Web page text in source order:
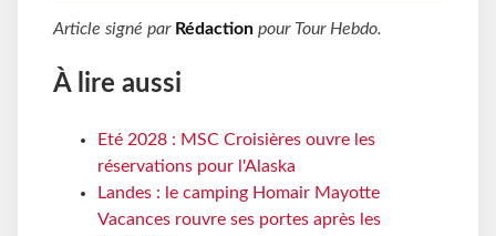
Article signé par Rédaction pour Tour Hebdo.
À lire aussi
Eté 2028 : MSC Croisières ouvre les
réservations pour l'Alaska
Landes : le camping Homair Mayotte
Vacances rouvre ses portes après les